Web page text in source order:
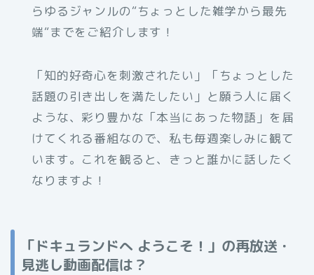
らゆるジャンルの“ちょっとした雑学から最先
端“までをご紹介します！
「知的好奇心を刺激されたい」「ちょっとした
話題の引き出しを満たしたい」と願う人に届く
ような、彩り豊かな「本当にあった物語」を届
けてくれる番組なので、私も毎週楽しみに観て
います。これを観ると、きっと誰かに話したく
なりますよ！
「ドキュランドへ ようこそ！」の再放送・
見逃し動画配信は？